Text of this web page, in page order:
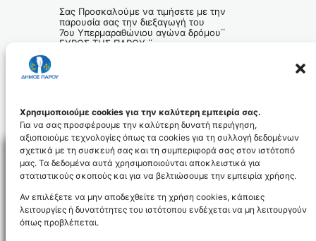
Χρησιμοποιούμε cookies για την καλύτερη εμπειρία σας.
Για να σας προσφέρουμε την καλύτερη δυνατή περιήγηση,
αξιοποιούμε τεχνολογίες όπως τα cookies για τη συλλογή δεδομένων
σχετικά με τη συσκευή σας και τη συμπεριφορά σας στον ιστότοπό
μας. Τα δεδομένα αυτά χρησιμοποιούνται αποκλειστικά για
στατιστικούς σκοπούς και για να βελτιώσουμε την εμπειρία χρήσης.
Αν επιλέξετε να μην αποδεχθείτε τη χρήση cookies, κάποιες
λειτουργίες ή δυνατότητες του ιστότοπου ενδέχεται να μη λειτουργούν
όπως προβλέπεται.
Σας Προσκαλούμε να τιμήσετε με την
παρουσία σας την διεξαγωγή του
7ου Υπερμαραθώνιου αγώνα δρόμου΄΄
ΓΥΡΟΣ ΤΗΣ ΠΑΡΟΥ ΄΄